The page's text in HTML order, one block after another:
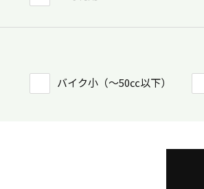
バイク小（〜50㏄以下）